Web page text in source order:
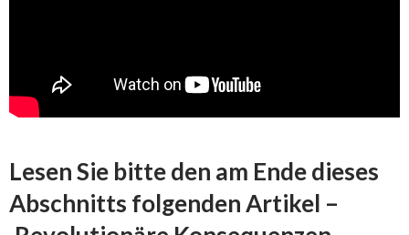
Lesen Sie bitte den am Ende dieses
Abschnitts folgenden Artikel –